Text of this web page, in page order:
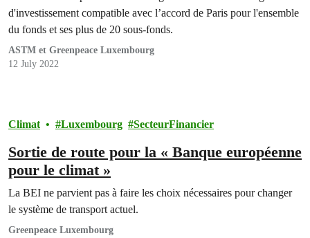
d'investissement compatible avec l’accord de Paris pour l'ensemble
du fonds et ses plus de 20 sous-fonds.
ASTM et Greenpeace Luxembourg
12 July 2022
Climat Luxembourg SecteurFinancier
Sortie de route pour la « Banque européenne
pour le climat »
La BEI ne parvient pas à faire les choix nécessaires pour changer
le système de transport actuel.
Greenpeace Luxembourg